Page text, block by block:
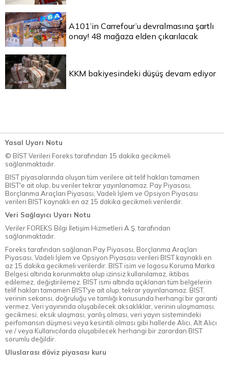
A101’in Carrefour’u devralmasına şartlı
onay! 48 mağaza elden çıkarılacak
KKM bakiyesindeki düşüş devam ediyor
Yasal Uyarı Notu
© BİST Verileri Foreks tarafından 15 dakika gecikmeli
sağlanmaktadır.
BIST piyasalarında oluşan tüm verilere ait telif hakları tamamen
BIST'e ait olup, bu veriler tekrar yayınlanamaz. Pay Piyasası,
Borçlanma Araçları Piyasası, Vadeli İşlem ve Opsiyon Piyasası
verileri BIST kaynaklı en az 15 dakika gecikmeli verilerdir.
Veri Sağlayıcı Uyarı Notu
Veriler FOREKS Bilgi İletişim Hizmetleri A.Ş. tarafından
sağlanmaktadır.
Foreks tarafından sağlanan Pay Piyasası, Borçlanma Araçları
Piyasası, Vadeli İşlem ve Opsiyon Piyasası verileri BIST kaynaklı en
az 15 dakika gecikmeli verilerdir. BIST isim ve logosu Koruma Marka
Belgesi altında korunmakta olup izinsiz kullanılamaz, iktibas
edilemez, değiştirilemez. BIST ismi altında açıklanan tüm belgelerin
telif hakları tamamen BIST'ye ait olup, tekrar yayınlanamaz. BIST,
verinin sekansı, doğruluğu ve tamlığı konusunda herhangi bir garanti
vermez. Veri yayınında oluşabilecek aksaklıklar, verinin ulaşmaması,
gecikmesi, eksik ulaşması, yanlış olması, veri yayın sistemindeki
perfomansın düşmesi veya kesintili olması gibi hallerde Alıcı, Alt Alıcı
ve / veya Kullanıcılarda oluşabilecek herhangi bir zarardan BIST
sorumlu değildir.
Uluslarası döviz piyasası kuru